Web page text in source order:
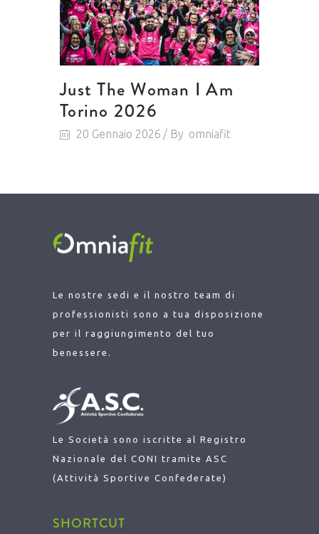
Just The Woman I Am
Torino 2026
20 Gennaio 2026 By omniafit
Le nostre sedi e il nostro team di
professionisti sono a tua disposizione
per il raggiungimento del tuo
benessere.
Le Società sono iscritte al Registro
Nazionale del CONI tramite ASC
(Attività Sportive Confederate)
SHORTCUT